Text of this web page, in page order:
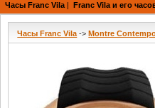
Часы Franc Vila | Franc Vila и его
Часы Franc Vila -> Montre